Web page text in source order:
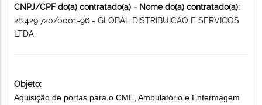
CNPJ/CPF do(a) contratado(a) - Nome do(a) contratado(a):
28.429.720/0001-96 - GLOBAL DISTRIBUICAO E SERVICOS
LTDA
Objeto:
Aquisição de portas para o CME, Ambulatório e Enfermagem